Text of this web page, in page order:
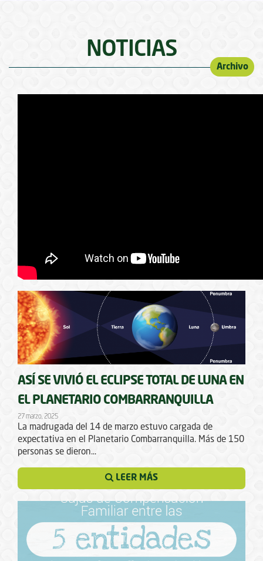
NOTICIAS
Archivo
ASÍ SE VIVIÓ EL ECLIPSE TOTAL DE LUNA EN
EL PLANETARIO COMBARRANQUILLA
27 marzo, 2025
La madrugada del 14 de marzo estuvo cargada de
expectativa en el Planetario Combarranquilla. Más de 150
personas se dieron...
LEER MÁS